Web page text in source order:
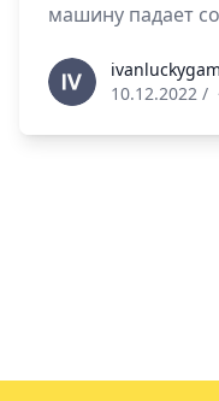
машину падает
ivanluckygaming
10.12.2022 /